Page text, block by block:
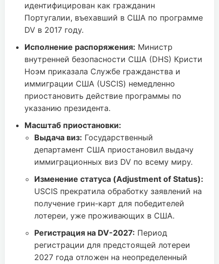
идентифицирован как гражданин
Португалии, въехавший в США по программе
DV в 2017 году.
Исполнение распоряжения: Министр
внутренней безопасности США (DHS) Кристи
Ноэм приказала Службе гражданства и
иммиграции США (USCIS) немедленно
приостановить действие программы по
указанию президента.
Масштаб приостановки:
Выдача виз: Государственный
департамент США приостановил выдачу
иммиграционных виз DV по всему миру.
Изменение статуса (Adjustment of Status):
USCIS прекратила обработку заявлений на
получение грин-карт для победителей
лотереи, уже проживающих в США.
Регистрация на DV-2027: Период
регистрации для предстоящей лотереи
2027 года отложен на неопределенный